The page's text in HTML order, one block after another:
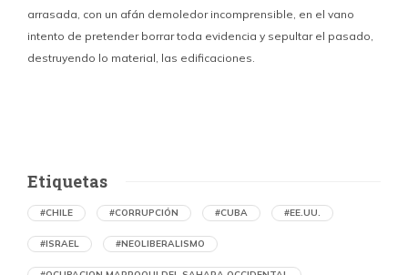
arrasada, con un afán demoledor incomprensible, en el vano
intento de pretender borrar toda evidencia y sepultar el pasado,
destruyendo lo material, las edificaciones.
Etiquetas
#CHILE #CORRUPCIÓN #CUBA #EE.UU.
#ISRAEL #NEOLIBERALISMO